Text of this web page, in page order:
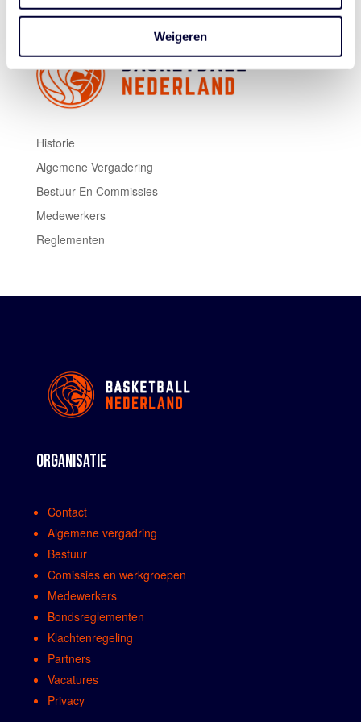
Weigeren
Historie
Algemene Vergadering
Bestuur En Commissies
Medewerkers
Reglementen
ORGANISATIE
Contact
Algemene vergadring
Bestuur
Comissies en werkgroepen
Medewerkers
Bondsreglementen
Klachtenregeling
Partners
Vacatures
Privacy